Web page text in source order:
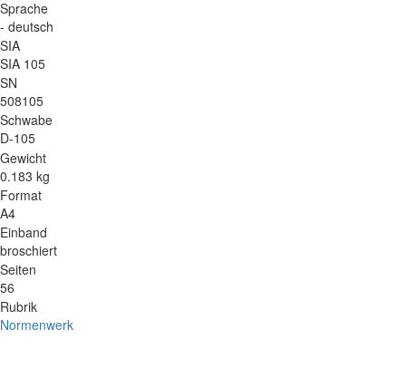
Sprache
- deutsch
SIA
SIA 105
SN
508105
Schwabe
D-105
Gewicht
0.183 kg
Format
A4
Einband
broschiert
Seiten
56
Rubrik
Normenwerk